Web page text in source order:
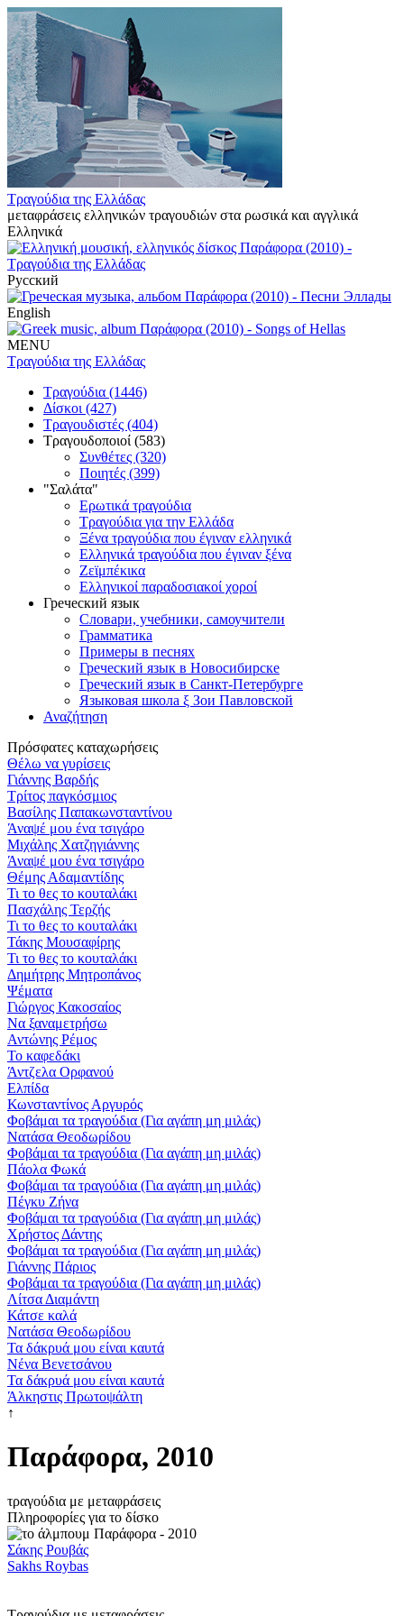
Τραγούδια της Ελλάδας
μεταφράσεις ελληνικών τραγουδιών στα ρωσικά και αγγλικά
Ελληνικά
Русский
English
MENU
Τραγούδια της Ελλάδας
Τραγούδια (1446)
Δίσκοι (427)
Τραγουδιστές (404)
Τραγουδοποιοί (583)
Συνθέτες (320)
Ποιητές (399)
"Σαλάτα"
Ερωτικά τραγούδια
Τραγούδια για την Ελλάδα
Ξένα τραγούδια που έγιναν ελληνικά
Ελληνικά τραγούδια που έγιναν ξένα
Ζεϊμπέκικα
Ελληνικοί παραδοσιακοί χοροί
Греческий язык
Словари, учебники, самоучители
Грамматика
Примеры в песнях
Греческий язык в Новосибирске
Греческий язык в Санкт-Петербурге
Языковая школа ξ Зои Павловской
Αναζήτηση
Πρόσφατες καταχωρήσεις
Θέλω να γυρίσεις
Γιάννης Βαρδής
Τρίτος παγκόσμιος
Βασίλης Παπακωνσταντίνου
Άναψέ μου ένα τσιγάρο
Μιχάλης Χατζηγιάννης
Άναψέ μου ένα τσιγάρο
Θέμης Αδαμαντίδης
Τι το θες το κουταλάκι
Πασχάλης Τερζής
Τι το θες το κουταλάκι
Τάκης Μουσαφίρης
Τι το θες το κουταλάκι
Δημήτρης Μητροπάνος
Ψέματα
Γιώργος Κακοσαίος
Να ξαναμετρήσω
Αντώνης Ρέμος
Το καφεδάκι
Άντζελα Ορφανού
Ελπίδα
Κωνσταντίνος Αργυρός
Φοβάμαι τα τραγούδια (Για αγάπη μη μιλάς)
Νατάσα Θεοδωρίδου
Φοβάμαι τα τραγούδια (Για αγάπη μη μιλάς)
Πάολα Φωκά
Φοβάμαι τα τραγούδια (Για αγάπη μη μιλάς)
Πέγκυ Ζήνα
Φοβάμαι τα τραγούδια (Για αγάπη μη μιλάς)
Χρήστος Δάντης
Φοβάμαι τα τραγούδια (Για αγάπη μη μιλάς)
Γιάννης Πάριος
Φοβάμαι τα τραγούδια (Για αγάπη μη μιλάς)
Λίτσα Διαμάντη
Κάτσε καλά
Νατάσα Θεοδωρίδου
Τα δάκρυά μου είναι καυτά
Νένα Βενετσάνου
Τα δάκρυά μου είναι καυτά
Άλκηστις Πρωτοψάλτη
↑
Παράφορα, 2010
τραγούδια με μεταφράσεις
Πληροφορίες για το δίσκο
Σάκης Ρουβάς
Sakhs Roybas